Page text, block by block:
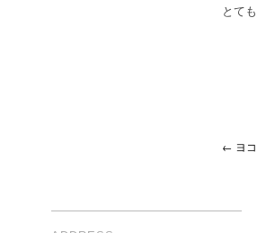
とて
← ヨコ